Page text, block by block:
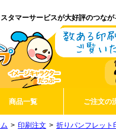
タマーサービスが大好評のつな
商品一覧 ご注文の
印刷注文 折りパンフレット